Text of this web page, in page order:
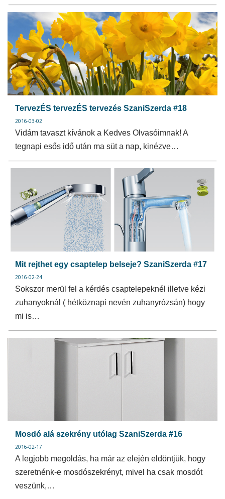
TervezÉS tervezÉS tervezés SzaniSzerda #18
2016-03-02
Vidám tavaszt kívánok a Kedves Olvasóimnak! A
tegnapi esős idő után ma süt a nap, kinézve…
Mit rejthet egy csaptelep belseje? SzaniSzerda #17
2016-02-24
Sokszor merül fel a kérdés csaptelepeknél illetve kézi
zuhanyoknál ( hétköznapi nevén zuhanyrózsán) hogy
mi is…
Mosdó alá szekrény utólag SzaniSzerda #16
2016-02-17
A legjobb megoldás, ha már az elején eldöntjük, hogy
szeretnénk-e mosdószekrényt, mivel ha csak mosdót
veszünk,…